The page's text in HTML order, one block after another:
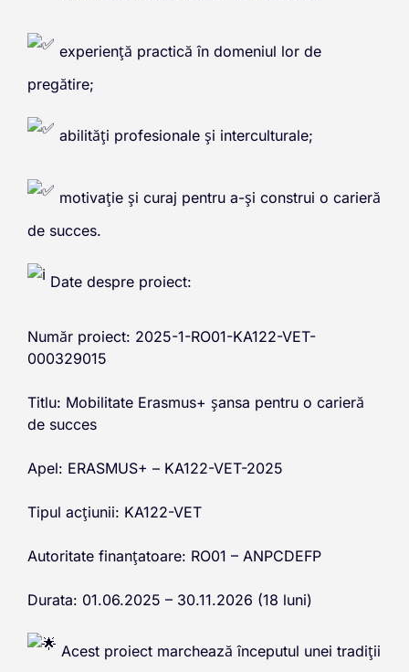
experiență practică în domeniul lor de
pregătire;
abilități profesionale și interculturale;
motivație și curaj pentru a-și construi o carieră
de succes.
Date despre proiect:
Număr proiect: 2025-1-RO01-KA122-VET-
000329015
Titlu: Mobilitate Erasmus+ șansa pentru o carieră
de succes
Apel: ERASMUS+ – KA122-VET-2025
Tipul acțiunii: KA122-VET
Autoritate finanțatoare: RO01 – ANPCDEFP
Durata: 01.06.2025 – 30.11.2026 (18 luni)
Acest proiect marchează începutul unei tradiții